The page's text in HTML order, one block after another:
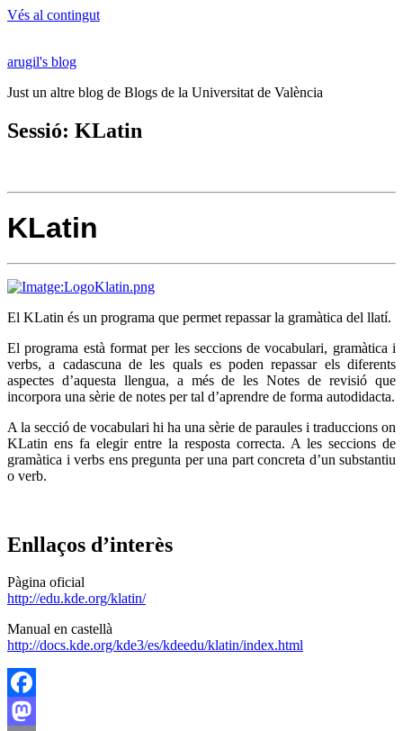
Vés al contingut
arugil's blog
Just un altre blog de Blogs de la Universitat de València
Sessió: KLatin
KLatin
El KLatin és un programa que permet repassar la gramàtica del llatí.
El programa està format per les seccions de vocabulari, gramàtica i
verbs, a cadascuna de les quals es poden repassar els diferents
aspectes d’aquesta llengua, a més de les Notes de revisió que
incorpora una sèrie de notes per tal d’aprendre de forma autodidacta.
A la secció de vocabulari hi ha una sèrie de paraules i traduccions on
KLatin ens fa elegir entre la resposta correcta. A les seccions de
gramàtica i verbs ens pregunta per una part concreta d’un substantiu
o verb.
Enllaços d’interès
Pàgina oficial
http://edu.kde.org/klatin/
Manual en castellà
http://docs.kde.org/kde3/es/kdeedu/klatin/index.html
Facebook